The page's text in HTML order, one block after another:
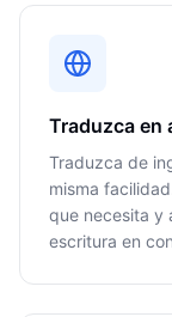
Traduzca en
Traduzca de
misma
que necesita y
escritura en